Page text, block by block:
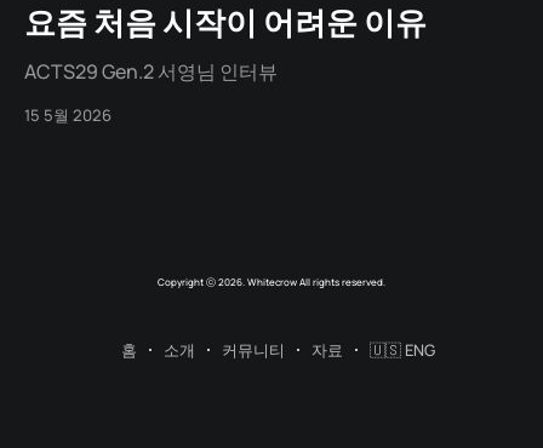
요즘 처음 시작이 어려운 이유
ACTS29 Gen.2 서영님 인터뷰
15 5월 2026
Copyright ⓒ 2026. Whitecrow All rights reserved.
홈 소개 커뮤니티 자료 🇺🇸 ENG